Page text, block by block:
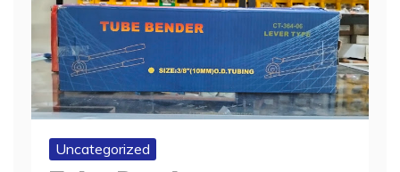
Uncategorized